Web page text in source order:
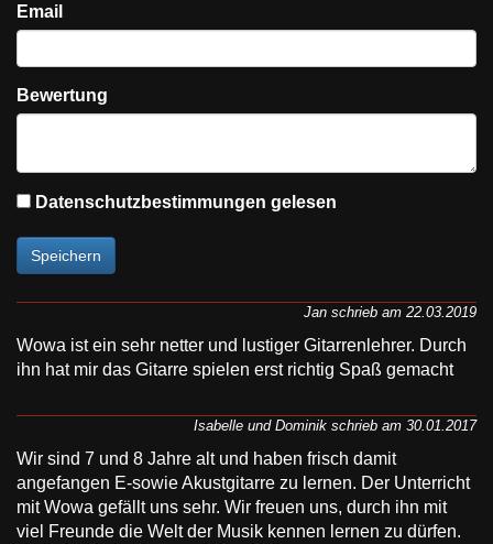
Email
Bewertung
Datenschutzbestimmungen gelesen
Speichern
Jan schrieb am 22.03.2019
Wowa ist ein sehr netter und lustiger Gitarrenlehrer. Durch
ihn hat mir das Gitarre spielen erst richtig Spaß gemacht
Isabelle und Dominik schrieb am 30.01.2017
Wir sind 7 und 8 Jahre alt und haben frisch damit
angefangen E-sowie Akustgitarre zu lernen. Der Unterricht
mit Wowa gefällt uns sehr. Wir freuen uns, durch ihn mit
viel Freunde die Welt der Musik kennen lernen zu dürfen.